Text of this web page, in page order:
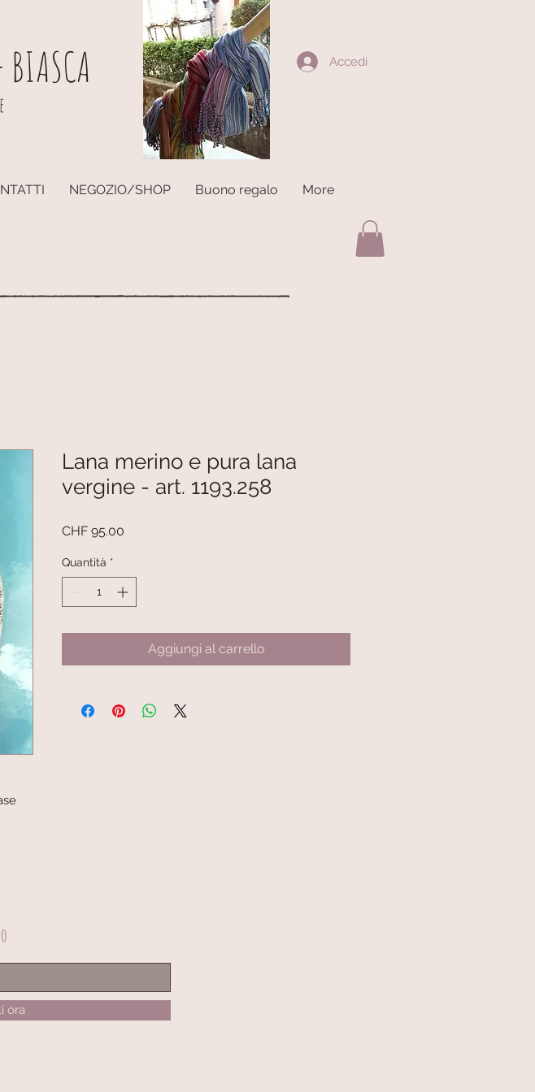
BIASCA Accedi
NEGOZIO/SHOP Buono regalo More
Lana merino e pura lana
vergine - art. 1193.258
CHF 95.00
Quantità *
Aggiungi al carrello
created with
ora